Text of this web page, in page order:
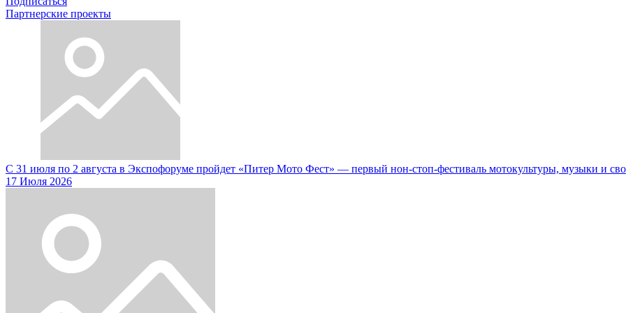
Партнерские проекты
С 31 июля по 2 августа в Экспофоруме пройдет «Питер Мото Фест» — первый нон-стоп-фестиваль мотокультуры, музыки и
17 Июля 2026